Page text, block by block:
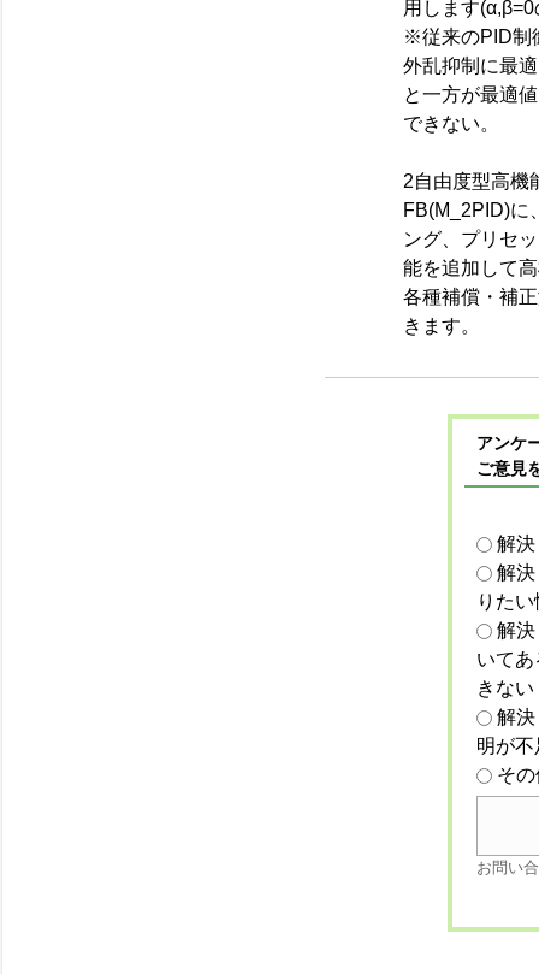
用します
※従来のPID制
外乱抑制に最
と一方が最適
できない。
2自由度型高機
FB(M_2PID)に
ング、プリセ
能を追加して
各種補償・補
きます。
アンケ
ご意見
解
解
りた
解
いて
きない
解
明が
そ
お問い